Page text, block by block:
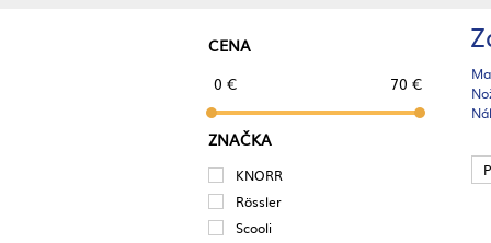
CENA
0 € 70 €
ZNAČKA
KNORR
Rössler
Scooli